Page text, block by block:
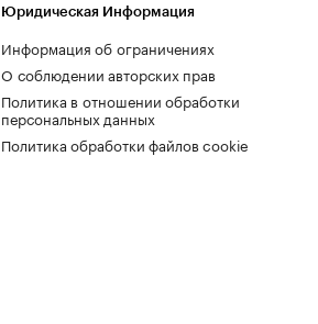
Юридическая Информация
Информация об ограничениях
О соблюдении авторских прав
Политика в отношении обработки
персональных данных
Политика обработки файлов cookie